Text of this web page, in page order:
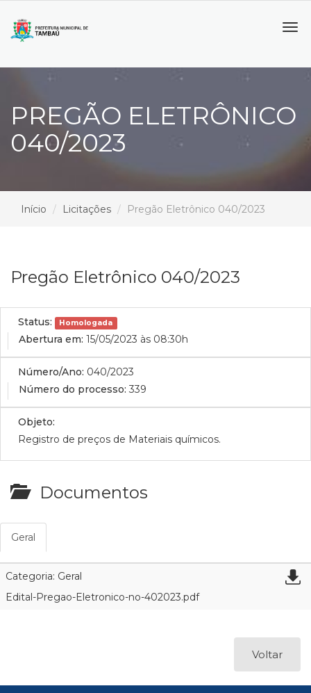
PREGÃO ELETRÔNICO
040/2023
Início Licitações Pregão Eletrônico 040/2023
Pregão Eletrônico 040/2023
Status: Homologada
Abertura em: 15/05/2023 às 08:30h
Número/Ano: 040/2023
Número do processo: 339
Objeto:
Registro de preços de Materiais químicos.
Documentos
Geral
Categoria: Geral
Edital-Pregao-Eletronico-no-402023.pdf
Voltar